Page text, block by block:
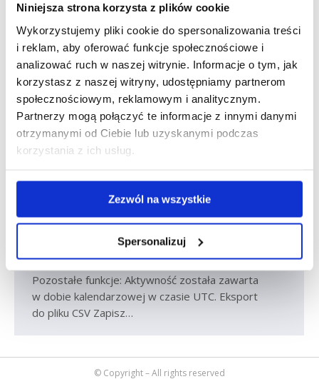
Niniejsza strona korzysta z plików cookie
Wykorzystujemy pliki cookie do spersonalizowania treści
i reklam, aby oferować funkcje społecznościowe i
analizować ruch w naszej witrynie. Informacje o tym, jak
korzystasz z naszej witryny, udostępniamy partnerom
społecznościowym, reklamowym i analitycznym.
Partnerzy mogą połączyć te informacje z innymi danymi
otrzymanymi od Ciebie lub uzyskanymi podczas
korzystania z ich usług.
Zezwól na wszystkie
Spersonalizuj
Tachospeed Viewer gratis do czytników
TS Pro
Aktualności Marcin Szmandra śr., 10 mar 2021
Od dzisiaj do czytników TS Pro 2, TS Pro 1 i TS Pro
Tachospeed Viewer. Co potrafi Tachospeed
Viewer? Tachospeed Viewer to prosta aplikacja
do wyświetlania aktywności kierowcy. Umożliwia
kierowcy gotowość do pracy odpoczynek praca inna
okres nieznany ( brak wpisu manualnego kierowcy! )
Pozostałe funkcje: Aktywność została zawarta
w dobie kalendarzowej w czasie UTC. Eksport
do pliku CSV Zapisz…
© Copyright – All rights reserved